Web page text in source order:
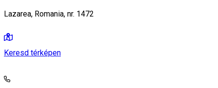
Lazarea, Romania, nr. 1472
Keresd térképen